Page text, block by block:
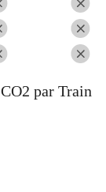
par Train